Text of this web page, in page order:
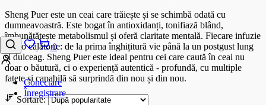
0
Conectare
Înregistrare
Sheng Puer este un ceai care trăiește și se schimbă odată cu
dumneavoastră. Este bogat în antioxidanți, tonifiază blând,
îmbunătățește metabolismul și oferă claritate mentală. Fiecare infuzie
este o călătorie: de la prima înghițitură vie până la un postgust lung
și dulceag. Sheng Puer este ideal pentru cei care caută în ceai nu
doar o băutură, ci o experiență autentică - profundă, cu multiple
fațete și capabilă să surprindă din nou și din nou.
Sortare: